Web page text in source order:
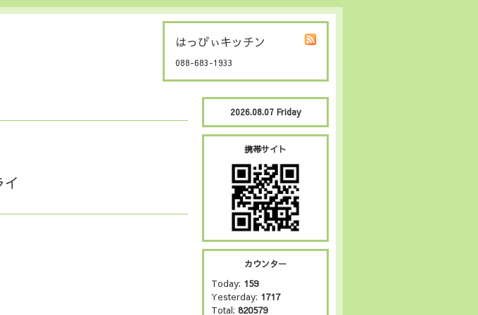
はっぴぃキッチン
088-683-1933
2026.08.07 Friday
携帯サイト
カウンター
Today: 159
Yesterday: 1717
Total: 820579